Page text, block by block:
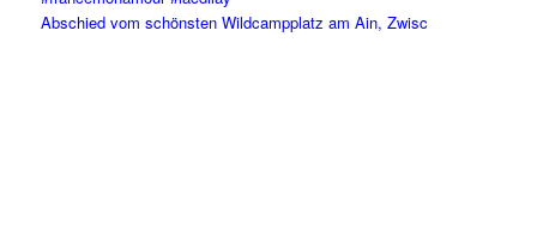
Abschied vom schönsten Wildcampplatz am Ain, Zwisc